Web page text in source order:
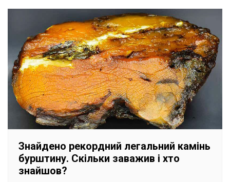
Знайдено рекордний легальний камінь
бурштину. Скільки заважив і хто
знайшов?